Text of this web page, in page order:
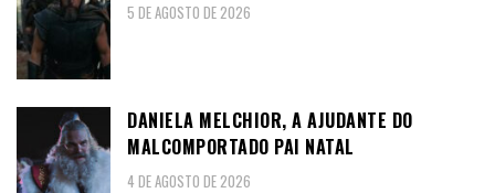
5 DE AGOSTO DE 2026
DANIELA MELCHIOR, A AJUDANTE DO
MALCOMPORTADO PAI NATAL
4 DE AGOSTO DE 2026